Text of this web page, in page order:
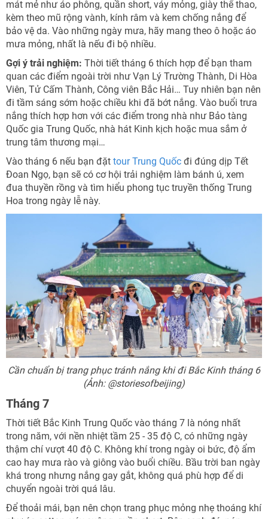
mát mẻ như áo phông, quần short, váy mỏng, giày thể thao,
kèm theo mũ rộng vành, kính râm và kem chống nắng để
bảo vệ da. Vào những ngày mưa, hãy mang theo ô hoặc áo
mưa mỏng, nhất là nếu đi bộ nhiều.
Gợi ý trải nghiệm: Thời tiết tháng 6 thích hợp để bạn tham
quan các điểm ngoài trời như Vạn Lý Trường Thành, Di Hòa
Viên, Tử Cấm Thành, Công viên Bắc Hải… Tuy nhiên bạn nên
đi tầm sáng sớm hoặc chiều khi đã bớt nắng. Vào buổi trưa
nắng thích hợp hơn với các điểm trong nhà như Bảo tàng
Quốc gia Trung Quốc, nhà hát Kinh kịch hoặc mua sắm ở
trung tâm thương mại…
Vào tháng 6 nếu bạn đặt tour Trung Quốc đi đúng dịp Tết
Đoan Ngọ, bạn sẽ có cơ hội trải nghiệm làm bánh ú, xem
đua thuyền rồng và tìm hiểu phong tục truyền thống Trung
Hoa trong ngày lễ này.
Cần chuẩn bị trang phục tránh nắng khi đi Bắc Kinh tháng 6
(Ảnh: @storiesofbeijing)
Tháng 7
Thời tiết Bắc Kinh Trung Quốc vào tháng 7 là nóng nhất
trong năm, với nền nhiệt tầm 25 - 35 độ C, có những ngày
thậm chí vượt 40 độ C. Không khí trong ngày oi bức, độ ẩm
cao hay mưa rào và giông vào buổi chiều. Bầu trời ban ngày
khá trong nhưng nắng gay gắt, không quá phù hợp để di
chuyển ngoài trời quá lâu.
Để thoải mái, bạn nên chọn trang phục mỏng nhẹ thoáng khí